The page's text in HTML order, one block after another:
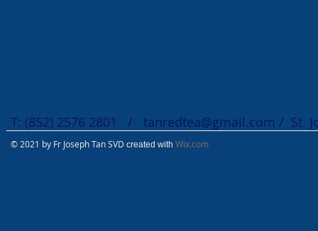
T: (852) 2576 2801 / tanredtea@gmail.com / St.
© 2021 by Fr Joseph Tan SVD created with Wix.com